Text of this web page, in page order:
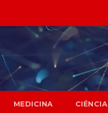
MEDICINA CIÉNCIA